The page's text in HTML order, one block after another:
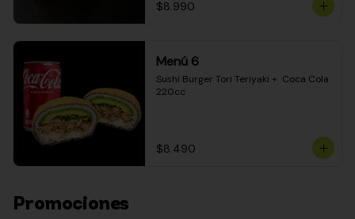
$8.990
Menú 6
Sushi Burger Tori Teriyaki +  Coca Cola
220cc
$8.490
Promociones